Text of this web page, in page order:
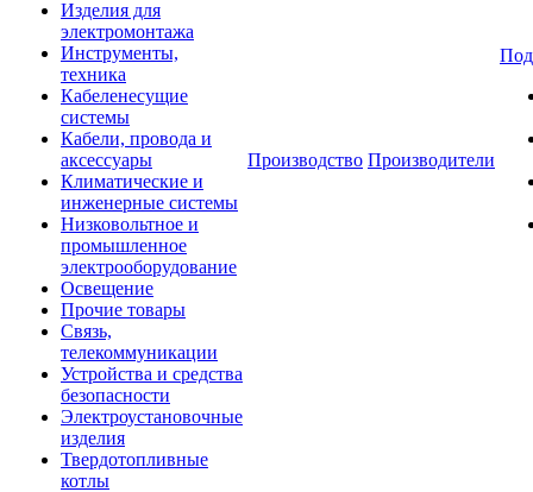
Изделия для
электромонтажа
Инструменты,
техника
Кабеленесущие
системы
Кабели, провода и
аксессуары
Климатические и
инженерные системы
Низковольтное и
промышленное
электрооборудование
Освещение
Прочие товары
Связь,
телекоммуникации
Устройства и средства
безопасности
Электроустановочные
изделия
Твердотопливные
котлы
Производство Производители